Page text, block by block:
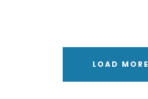
LOAD MORE